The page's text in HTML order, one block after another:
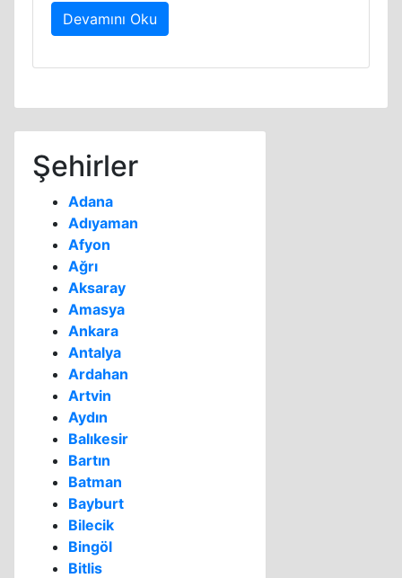
Devamını Oku
Şehirler
Adana
Adıyaman
Afyon
Ağrı
Aksaray
Amasya
Ankara
Antalya
Ardahan
Artvin
Aydın
Balıkesir
Bartın
Batman
Bayburt
Bilecik
Bingöl
Bitlis